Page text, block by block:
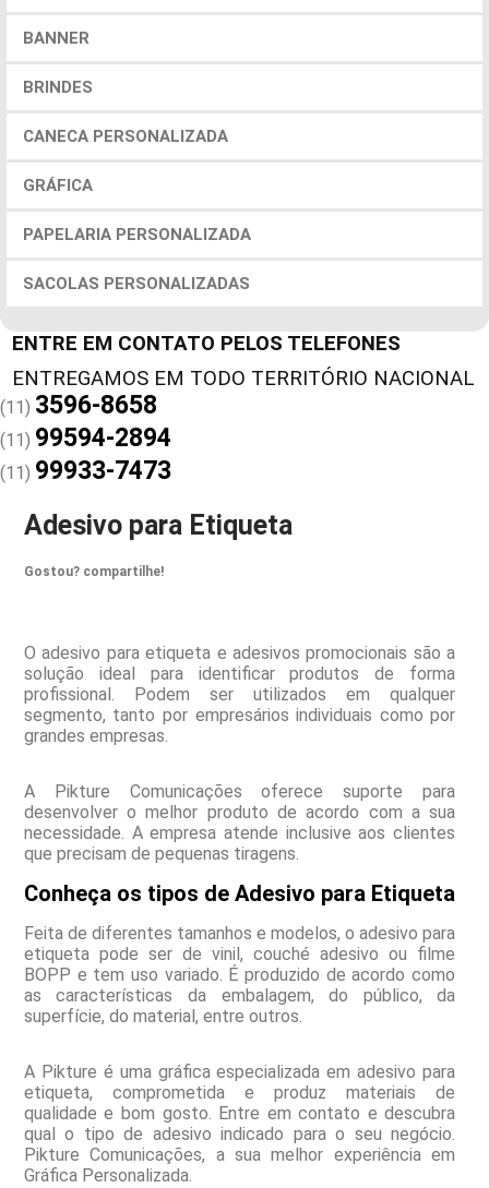
BANNER
BRINDES
CANECA PERSONALIZADA
GRÁFICA
PAPELARIA PERSONALIZADA
SACOLAS PERSONALIZADAS
ENTRE EM CONTATO PELOS TELEFONES
(11) 3596-8658
(11) 99594-2894
(11) 99933-7473
Adesivo para Etiqueta
Gostou? compartilhe!
O adesivo para etiqueta e adesivos promocionais são a
solução ideal para identificar produtos de forma
profissional. Podem ser utilizados em qualquer
segmento, tanto por empresários individuais como por
grandes empresas.
A Pikture Comunicações oferece suporte para
desenvolver o melhor produto de acordo com a sua
necessidade. A empresa atende inclusive aos clientes
que precisam de pequenas tiragens.
Conheça os tipos de Adesivo para Etiqueta
Feita de diferentes tamanhos e modelos, o adesivo para
etiqueta pode ser de vinil, couché adesivo ou filme
BOPP e tem uso variado. É produzido de acordo como
as características da embalagem, do público, da
superfície, do material, entre outros.
A Pikture é uma gráfica especializada em adesivo para
etiqueta, comprometida e produz materiais de
qualidade e bom gosto. Entre em contato e descubra
qual o tipo de adesivo indicado para o seu negócio.
Pikture Comunicações, a sua melhor experiência em
Gráfica Personalizada.